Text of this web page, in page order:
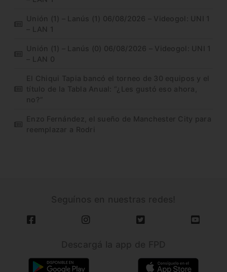
Unión (1) – Lanús (1) 06/08/2026 – Videogol: UNI 1
– LAN 1
Unión (1) – Lanús (0) 06/08/2026 – Videogol: UNI 1
– LAN 0
El Chiqui Tapia bancó el torneo de 30 equipos y el
título de la Tabla Anual: “¿Les gustó eso ahora,
no?”
Enzo Fernández, el sueño de Manchester City para
reemplazar a Rodri